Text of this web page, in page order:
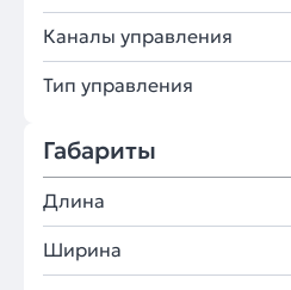
Каналы управления
Тип управления
Габариты
Длина
Ширина